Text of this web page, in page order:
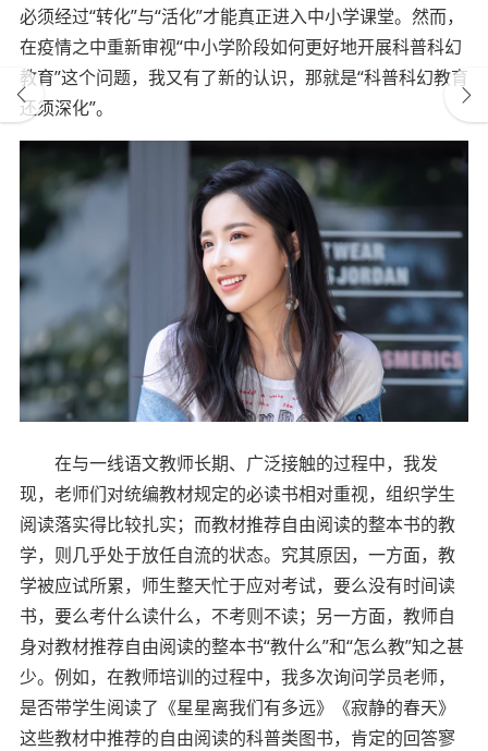
必须经过“转化”与“活化”才能真正进入中小学课堂。然而，
在疫情之中重新审视“中小学阶段如何更好地开展科普科幻
教育”这个问题，我又有了新的认识，那就是“科普科幻教育
还须深化”。
在与一线语文教师长期、广泛接触的过程中，我发
现，老师们对统编教材规定的必读书相对重视，组织学生
阅读落实得比较扎实；而教材推荐自由阅读的整本书的教
学，则几乎处于放任自流的状态。究其原因，一方面，教
学被应试所累，师生整天忙于应对考试，要么没有时间读
书，要么考什么读什么，不考则不读；另一方面，教师自
身对教材推荐自由阅读的整本书“教什么”和“怎么教”知之甚
少。例如，在教师培训的过程中，我多次询问学员老师，
是否带学生阅读了《星星离我们有多远》《寂静的春天》
这些教材中推荐的自由阅读的科普类图书，肯定的回答寥